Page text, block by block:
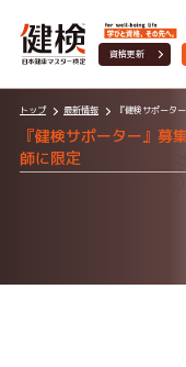
資格更新
トップ 最新情報 『健検サポータ
『健検サポーター』
師に限定